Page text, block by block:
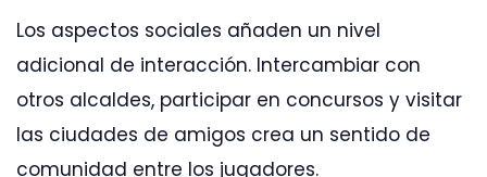
Los aspectos sociales añaden un nivel
adicional de interacción. Intercambiar con
otros alcaldes, participar en concursos y visitar
las ciudades de amigos crea un sentido de
comunidad entre los jugadores.